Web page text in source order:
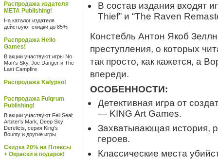
Распродажа издателя
META Publishing!
На каталог издателя
действуют скидки до 85%
Распродажа Hello
Games!
В акции участвуют игры No
Man's Sky, Joe Danger и The
Last Campfire
Распродажа Kalypso!
Распродажа Fulqrum
Publishing!
В акции участвуют Fell Seal:
Arbiter's Mark, Deep Sky
Derelicts, серия King's
Bounty и другие игры
Скидка 20% на Плексы
+ Окраски в подарок!
В состав издания входят
Thief” и “The Raven
Констебль Антон Якоб
преступления, о которых
так просто, как кажется, а
впереди.
ОСОБЕННОСТИ:
Детективная игра от
— KING Art Games.
Захватывающая история,
героев.
Классические места